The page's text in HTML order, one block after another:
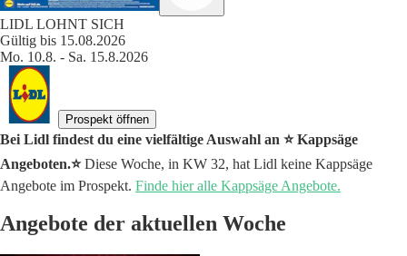
LIDL LOHNT SICH
Gültig bis 15.08.2026
Mo. 10.8. - Sa. 15.8.2026
Prospekt öffnen
Bei Lidl findest du eine vielfältige Auswahl an ⭐️ Kappsäge
Angeboten.⭐️Diese Woche, in KW 32, hat Lidl keine Kappsäge
Angebote im Prospekt. Finde hier alle Kappsäge Angebote.
Angebote der aktuellen Woche